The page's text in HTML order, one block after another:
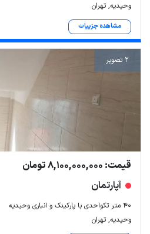
وحیدیه, تهران
مشاهده جزییات
2 تصویر
قیمت: 8,100,000,000 تومان
آپارتمان
۴۰ متر تکواحدی با پارکینک و انباری وحیدیه
وحیدیه, تهران